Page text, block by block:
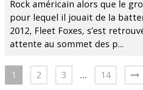
Rock américain alors que le
pour lequel il jouait de la
2012, Fleet Foxes, s’est
attente au sommet des p...
1 2 3 … 14